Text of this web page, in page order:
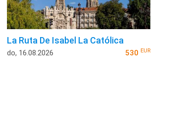
La Ruta De Isabel La Católica
do, 16.08.2026 530 EUR